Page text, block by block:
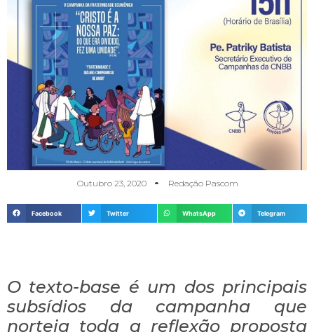
Outubro 23, 2020 Redação Pascom
Facebook Twitter WhatsApp Telegram
O texto-base é um dos principais
subsídios da campanha que
norteia toda a reflexão proposta